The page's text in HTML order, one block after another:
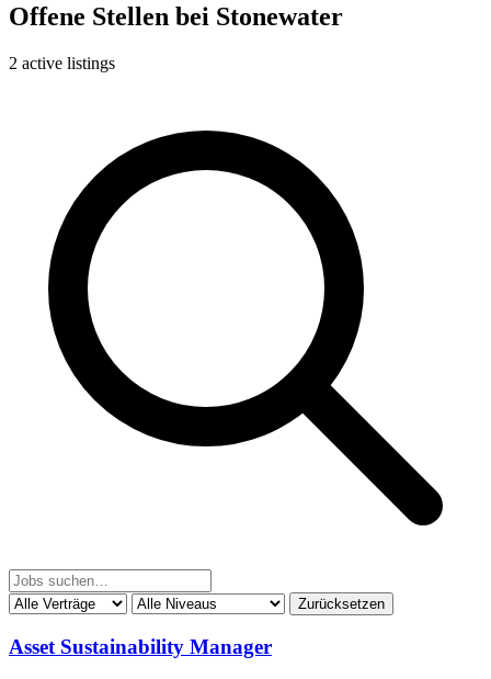
Offene Stellen bei Stonewater
2 active listings
Zurücksetzen
Asset Sustainability Manager